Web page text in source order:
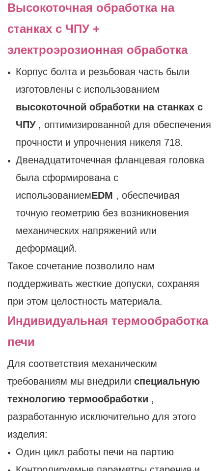
Высокоточная обработка на
станках с ЧПУ +
электроэрозионная обработка
Корпус болта и резьбовая часть были
изготовлены с использованием
высокоточной обработки на станках с
ЧПУ, оптимизированной для обеспечения
прочности и упрочнения никеля 718.
Двенадцатиточечная фланцевая головка
была сформирована с
использованиемEDM , обеспечивая
точную геометрию без возникновения
механических напряжений или
деформаций.
Такое сочетание позволило нам
поддерживать жесткие допуски, сохраняя
при этом целостность материала.
Индивидуальная термообработка
печи
Для соответствия механическим
требованиям мы внедрили специальную
технологию термообработки ,
разработанную исключительно для этого
изделия:
Один цикл работы печи на партию